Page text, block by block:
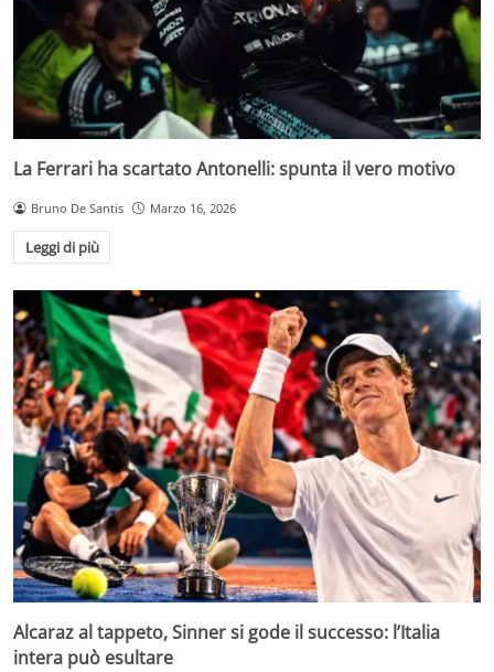
La Ferrari ha scartato Antonelli: spunta il vero motivo
Bruno De Santis Marzo 16, 2026
Leggi di più
Alcaraz al tappeto, Sinner si gode il successo: l’Italia
intera può esultare